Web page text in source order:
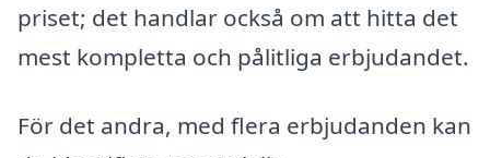
priset; det handlar också om att hitta det
mest kompletta och pålitliga erbjudandet.
För det andra, med flera erbjudanden kan